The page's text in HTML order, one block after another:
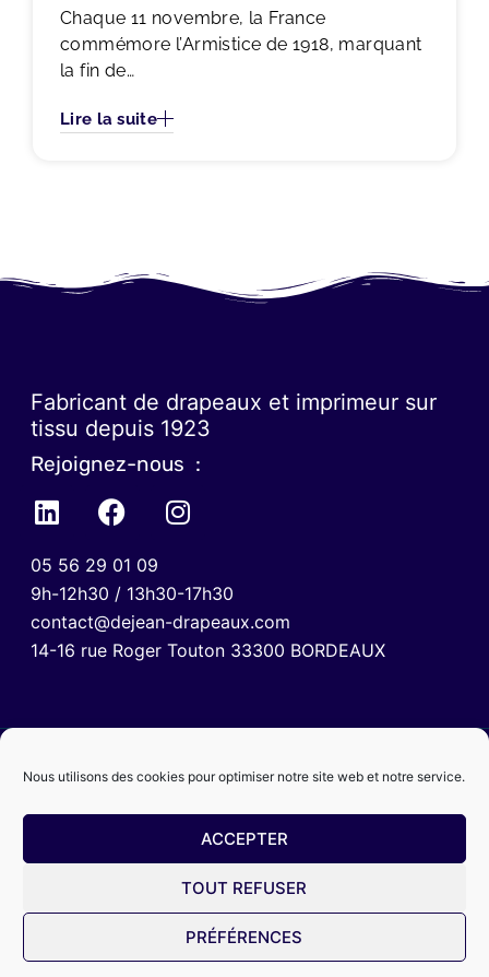
Nous utilisons des cookies pour optimiser notre site web et notre service.
ACCEPTER
TOUT REFUSER
PRÉFÉRENCES
Chaque 11 novembre, la France
commémore l’Armistice de 1918, marquant
la fin de…
Lire la suite
Fabricant de drapeaux et imprimeur sur
tissu depuis 1923
Rejoignez-nous :
05 56 29 01 09
9h-12h30 / 13h30-17h30
contact@dejean-drapeaux.com
14-16 rue Roger Touton 33300 BORDEAUX
Mentions légalesPolitique de confidentialitéCGV
© 2024 Dejean Drapeaux